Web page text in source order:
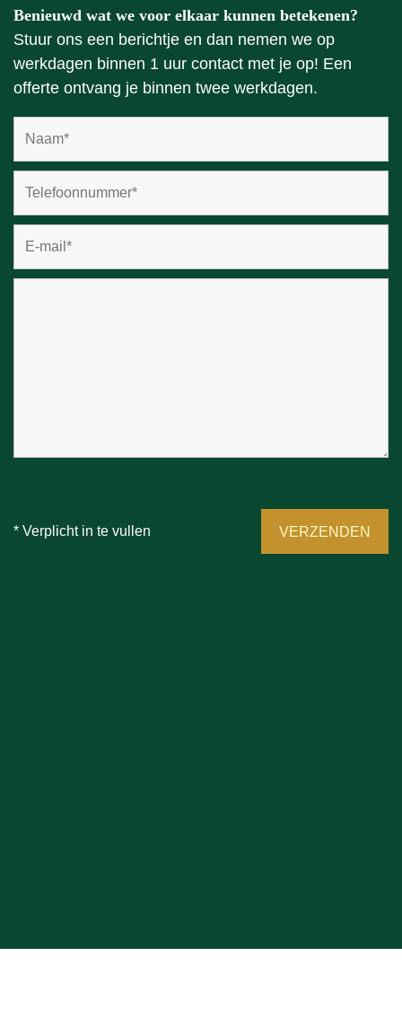
Benieuwd wat we voor elkaar kunnen betekenen?
Stuur ons een berichtje en dan nemen we op
werkdagen binnen 1 uur contact met je op! Een
offerte ontvang je binnen twee werkdagen.